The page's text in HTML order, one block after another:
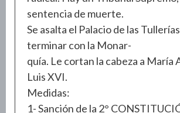
sentencia de muerte.
Se asalta el Palacio de las
terminar con la Monar-
quía. Le cortan la cabeza a María
Luis XVI.
Medidas:
1- Sanción de la 2°